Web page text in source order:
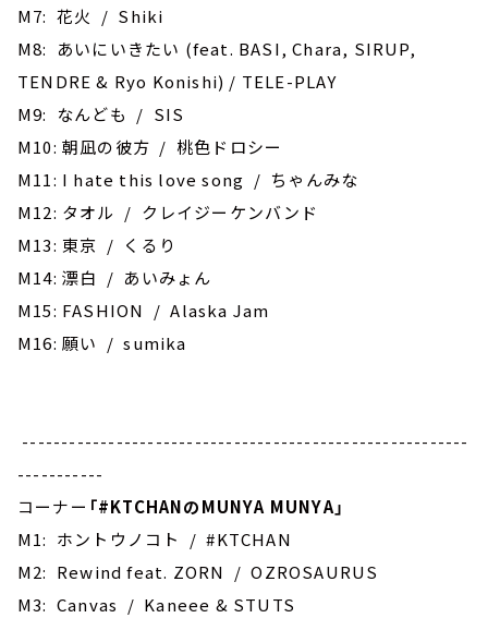
M7: 花火 / Shiki
M8: あいにいきたい (feat. BASI, Chara, SIRUP,
TENDRE & Ryo Konishi) / TELE-PLAY
M9: なんども / SIS
M10: 朝凪の彼⽅ / 桃⾊ドロシー
M11: I hate this love song / ちゃんみな
M12: タオル / クレイジーケンバンド
M13: 東京 / くるり
M14: 漂白 / あいみょん
M15: ‎FASHION / Alaska Jam
M16: 願い / sumika
---------------------------------------------------------
-----------
コーナー 「#KTCHANのMUNYA MUNYA」
M1: ホントウノコト / #KTCHAN
M2: Rewind feat. ZORN / OZROSAURUS
M3: Canvas / Kaneee & STUTS